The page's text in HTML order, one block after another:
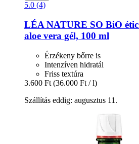
5.0 (4)
LÉA NATURE SO BiO étic
aloe vera gél, 100 ml
Érzékeny bőrre is
Intenzíven hidratál
Friss textúra
3.600 Ft (36.000 Ft / l)
Szállítás eddig: augusztus 11.